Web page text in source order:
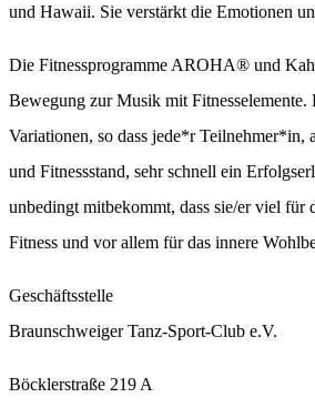
und Hawaii. Sie verstärkt die Emotionen
Die Fitnessprogramme AROHA® und
Bewegung zur Musik mit Fitnesselemente.
Variationen, so dass jede*r Teilnehmer*in,
und Fitnessstand, sehr schnell ein
unbedingt mitbekommt, dass sie/er viel für
Fitness und vor allem für das innere
Geschäftsstelle
Braunschweiger Tanz-Sport-Club e.V.
Böcklerstraße 219 A